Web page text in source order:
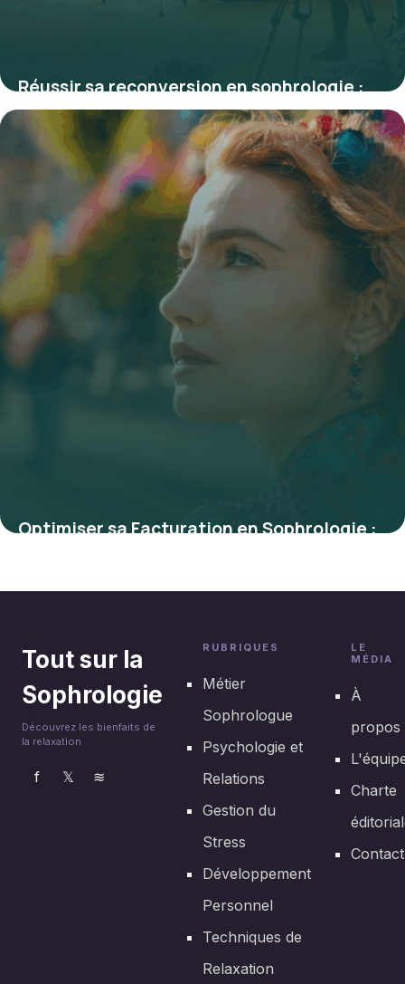
Réussir sa reconversion en sophrologie :
étapes clés et réalités du métier
4 juillet 2025
Optimiser sa Facturation en Sophrologie :
4 juillet 2025
Tout sur la
Sophrologie
Découvrez les bienfaits de
la relaxation
f 𝕏 ≋
RUBRIQUES
Métier
Sophrologue
Psychologie et
Relations
Gestion du
Stress
Développement
Personnel
Techniques de
Relaxation
LE
MÉDIA
À
propos
Charte
Contact